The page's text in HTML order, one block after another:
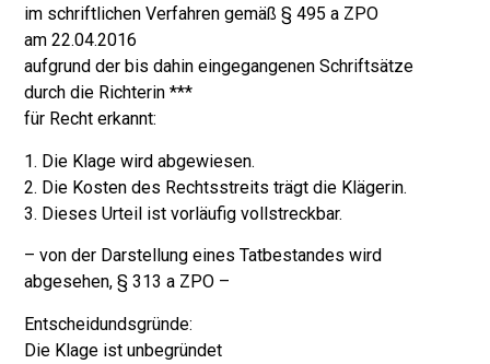
im schriftlichen Verfahren gemäß § 495 a ZPO
am 22.04.2016
aufgrund der bis dahin eingegangenen Schriftsätze
durch die Richterin ***
für Recht erkannt:
1. Die Klage wird abgewiesen.
2. Die Kosten des Rechtsstreits trägt die Klägerin.
3. Dieses Urteil ist vorläufig vollstreckbar.
– von der Darstellung eines Tatbestandes wird
abgesehen, § 313 a ZPO –
Entscheidundsgründe:
Die Klage ist unbegründet